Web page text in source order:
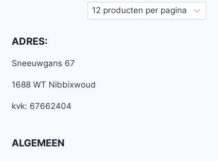
ADRES:
Sneeuwgans 67
1688 WT Nibbixwoud
kvk: 67662404
ALGEMEEN